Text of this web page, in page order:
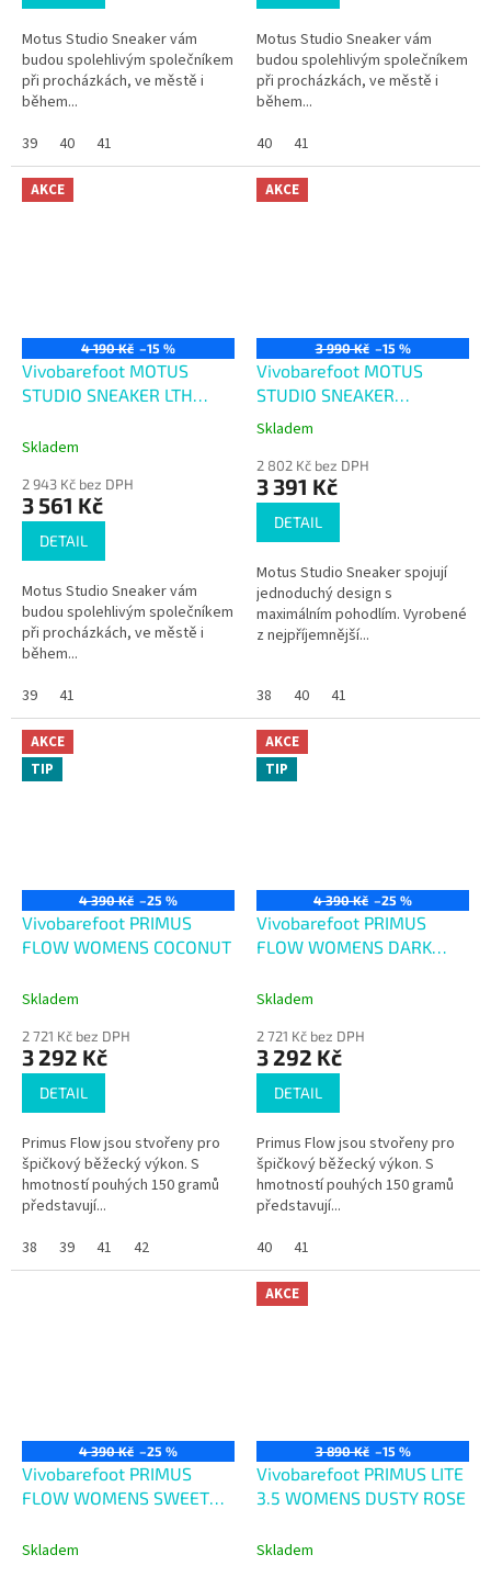
Motus Studio Sneaker vám
budou spolehlivým společníkem
při procházkách, ve městě i
během...
39
40 41
Motus Studio Sneaker vám
budou spolehlivým společníkem
při procházkách, ve městě i
během...
40
41
AKCE
4 190 Kč –15 %
Vivobarefoot MOTUS
STUDIO SNEAKER LTH
MAUVE LEATHER
Skladem
2 943 Kč bez DPH
3 561 Kč
DETAIL
Motus Studio Sneaker vám
budou spolehlivým společníkem
při procházkách, ve městě i
během...
39
41
AKCE
3 990 Kč –15 %
Vivobarefoot MOTUS
STUDIO SNEAKER
WOMENS OBSIDIAN
Průměrné
produktu
je
hvězdiček.
Skladem
2 802 Kč bez DPH
3 391 Kč
DETAIL
Motus Studio Sneaker spojují
jednoduchý design s
maximálním pohodlím. Vyrobené
z nejpříjemnější...
38 40 41
AKCE
TIP
4 390 Kč –25 %
Vivobarefoot PRIMUS
FLOW WOMENS COCONUT
Skladem
2 721 Kč bez DPH
3 292 Kč
DETAIL
Primus Flow jsou stvořeny pro
špičkový běžecký výkon. S
hmotností pouhých 150 gramů
představují...
38
39 41 42
AKCE
TIP
4 390 Kč –25 %
Vivobarefoot PRIMUS
FLOW WOMENS DARK
Skladem
2 721 Kč bez DPH
3 292 Kč
DETAIL
Primus Flow jsou stvořeny pro
špičkový běžecký výkon. S
hmotností pouhých 150 gramů
představují...
40
41
4 390 Kč –25 %
Vivobarefoot PRIMUS
FLOW WOMENS SWEET
Skladem
AKCE
3 890 Kč –15 %
Vivobarefoot PRIMUS LITE
3.5 WOMENS DUSTY ROSE
Skladem